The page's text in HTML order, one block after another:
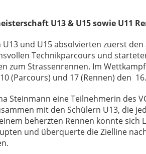
U13 & U15 sowie U11
und U15 absolvierten zuerst
Technikparcours und
zum Strassenrennen. Im
(Parcours) und 17 (Rennen) den
Steinmann eine Teilnehmerin des
mit den Schülern U13, die
beherzten Rennen konnte sich
und überquerte die Zielline